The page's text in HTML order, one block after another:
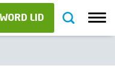
WORD LID